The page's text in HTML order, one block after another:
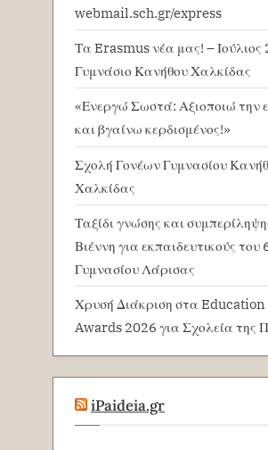
webmail.sch.gr/express
Τα Erasmus νέα μας! – Ιούλιος
Γυμνάσιο Κανήθου Χαλκίδας
«Ενεργώ Σωστά: Αξιοποιώ την
και βγαίνω κερδισμένος!»
Σχολή Γονέων Γυμνασίου
Χαλκίδας
Ταξίδι γνώσης και
Βιέννη για εκπαιδευτικούς του
Γυμνασίου Λάρισας
Χρυσή Διάκριση στα
Awards 2026 για Σχολεία της
iPaideia.gr